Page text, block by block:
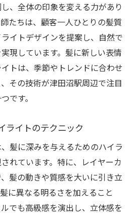
、全体の印象を変える力があり
たちは、顧客一人ひとりの髪質
イトデザインを提案し、自然で
現しています。髪に新しい表情
トは、季節やトレンドに合わせ
その技術が津田沼駅周辺で注目
です。
ライトのテクニック
髪に深みを与えるためのハイラ
れています。特に、レイヤーカ
髪の動きや質感を大いに引き立
に異なる明るさを加えること
でも高級感を演出し、立体感を